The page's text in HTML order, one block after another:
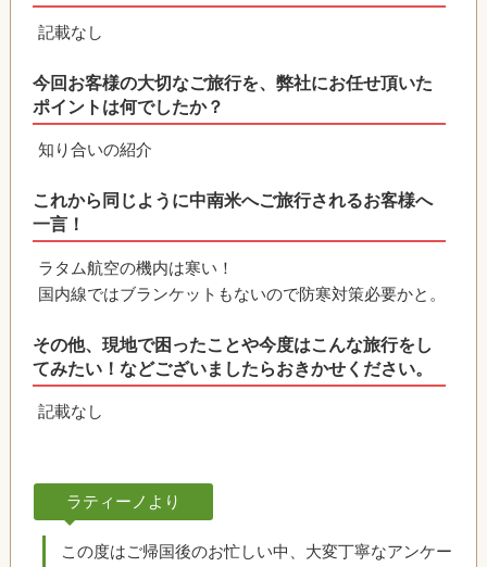
記載なし
今回お客様の大切なご旅行を、弊社にお任せ頂いた
ポイントは何でしたか？
知り合いの紹介
これから同じように中南米へご旅行されるお客様へ
一言！
ラタム航空の機内は寒い！
国内線ではブランケットもないので防寒対策必要かと。
その他、現地で困ったことや今度はこんな旅行をし
てみたい！などございましたらおきかせください。
記載なし
ラティーノより
この度はご帰国後のお忙しい中、大変丁寧なアンケー